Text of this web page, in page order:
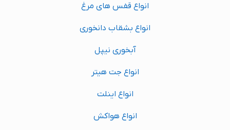
انواع قفس های مرغ
انواع بشقاب دانخوری
آبخوری نیپل
انواع جت هیتر
انواع اینلت
انواع هواکش